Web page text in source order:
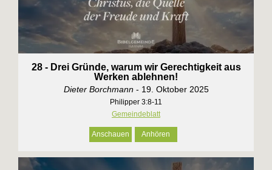
28 - Drei Gründe, warum wir Gerechtigkeit aus
Werken ablehnen!
Dieter Borchmann- 19. Oktober 2025
Philipper 3:8-11
Gemeindeblatt
Anschauen Anhören